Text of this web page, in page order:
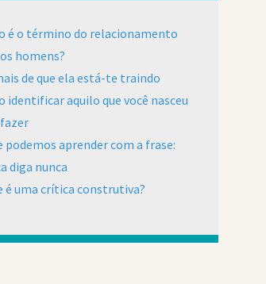
é o término do relacionamento
homens?
de que ela está-te traindo
identificar aquilo que você nasceu
podemos aprender com a frase:
diga nunca
é uma crítica construtiva?